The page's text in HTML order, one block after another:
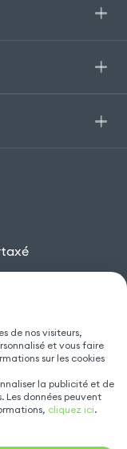
de nos visiteurs,
et vous faire
sur les cookies
la publicité et de
données peuvent
cliquez ici.